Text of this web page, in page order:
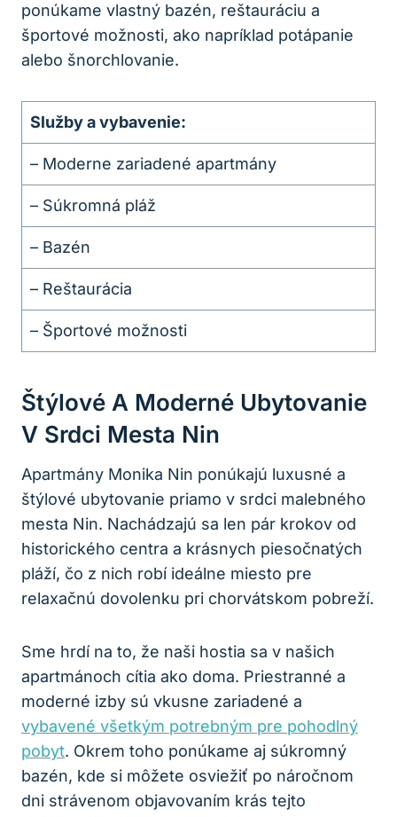
ponúkame vlastný bazén, reštauráciu a
športové možnosti, ako napríklad potápanie
alebo šnorchlovanie.
Služby a vybavenie:
– Moderne zariadené apartmány
– Súkromná pláž
– Bazén
– Reštaurácia
– Športové možnosti
Štýlové A Moderné Ubytovanie
V Srdci Mesta Nin
Apartmány Monika Nin ponúkajú luxusné a
štýlové ubytovanie priamo v srdci malebného
mesta Nin. Nachádzajú sa len pár krokov od
historického centra a krásnych piesočnatých
pláží, čo z nich robí ideálne miesto pre
relaxačnú dovolenku pri chorvátskom pobreží.
Sme hrdí na to, že naši hostia sa v našich
apartmánoch cítia ako doma. Priestranné a
moderné izby sú vkusne zariadené a
vybavené všetkým potrebným pre pohodlný
pobyt. Okrem toho ponúkame aj súkromný
bazén, kde si môžete osviežiť po náročnom
dni strávenom objavovaním krás tejto